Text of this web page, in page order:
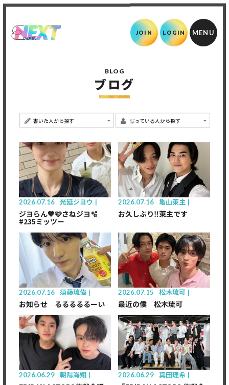
JOIN LOGIN
BLOG
ブログ
2026.07.16 光延ジヨウ
ジヨらん‪🧡‬‪🩷さねジヨ🫧
#235ミッツー
2026.07.16 亀山萊主
お久しぶり‼️萊主です
2026.07.16 須藤琉偉
お知らせ るるるるるーい
2026.07.15 松木琉可
最近の僕 松木琉可
2026.06.29 朝陽海翔 2026.06.29 真田理希